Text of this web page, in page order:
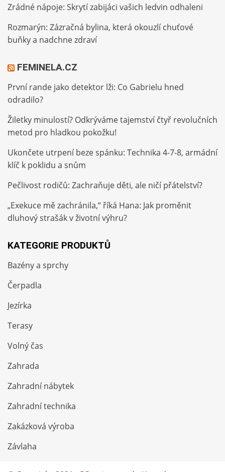
Zrádné nápoje: Skrytí zabijáci vašich ledvin odhaleni
Rozmarýn: Zázračná bylina, která okouzlí chuťové
buňky a nadchne zdraví
FEMINELA.CZ
První rande jako detektor lži: Co Gabrielu hned
odradilo?
Žiletky minulostí? Odkrýváme tajemství čtyř revolučních
metod pro hladkou pokožku!
Ukončete utrpení beze spánku: Technika 4-7-8, armádní
klíč k poklidu a snům
Pečlivost rodičů: Zachraňuje děti, ale ničí přátelství?
„Exekuce mě zachránila,“ říká Hana: Jak proměnit
dluhový strašák v životní výhru?
KATEGORIE PRODUKTŮ
Bazény a sprchy
Čerpadla
Jezírka
Terasy
Volný čas
Zahrada
Zahradní nábytek
Zahradní technika
Zakázková výroba
Závlaha